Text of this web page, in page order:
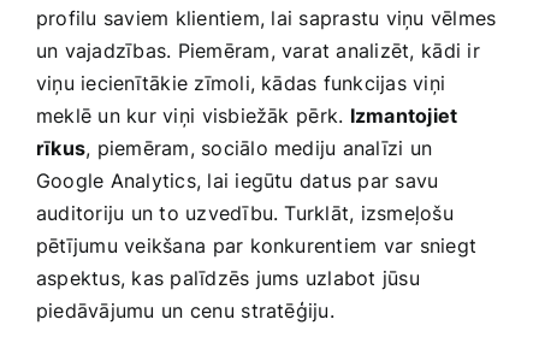
profilu saviem klientiem,⁤ lai saprastu viņu vēlmes
un vajadzības. Piemēram, varat analizēt,⁣ kādi ir⁤
viņu iecienītākie zīmoli, kādas funkcijas viņi
meklē un kur ‍viņi ⁢visbiežāk⁣ pērk. Izmantojiet​
rīkus, piemēram, sociālo mediju analīzi un
Google Analytics, lai iegūtu datus par savu⁢
auditoriju un to uzvedību. Turklāt, izsmeļošu
pētījumu veikšana ⁤par konkurentiem var sniegt
aspektus, kas palīdzēs⁤ jums uzlabot jūsu‍
piedāvājumu ⁤un‌ cenu⁣ stratēģiju.